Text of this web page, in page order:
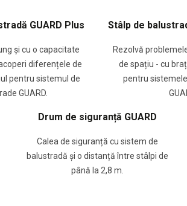
GUARD Plus
și cu o capacitate
diferențele de
pentru sistemul de
GUARD.
Stâlp de
Rezolvă
de spațiu - cu
pentru
Drum de siguranță GUARD
Calea de siguranță cu sistem de
balustradă și o distanță între stâlpi de
până la 2,8 m.